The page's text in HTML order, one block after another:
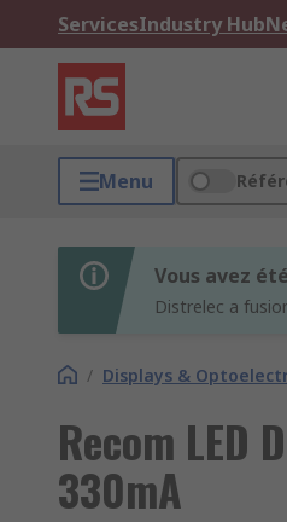
ServicesIndustry Hub
Menu
Vous avez
Distrelec a
/ Displays &
Recom LED
330mA